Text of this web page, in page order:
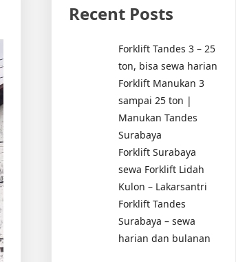
Recent Posts
Forklift Tandes 3 – 25
ton, bisa sewa harian
Forklift Manukan 3
sampai 25 ton |
Manukan Tandes
Surabaya
Forklift Surabaya
sewa Forklift Lidah
Kulon – Lakarsantri
Forklift Tandes
Surabaya – sewa
harian dan bulanan